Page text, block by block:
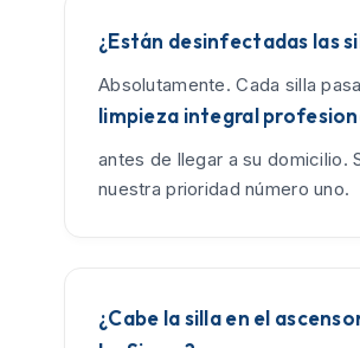
¿Están desinfectadas las
Absolutamente. Cada silla
limpieza integral
antes de llegar a su domicilio.
nuestra prioridad número uno.
¿Cabe la silla en el